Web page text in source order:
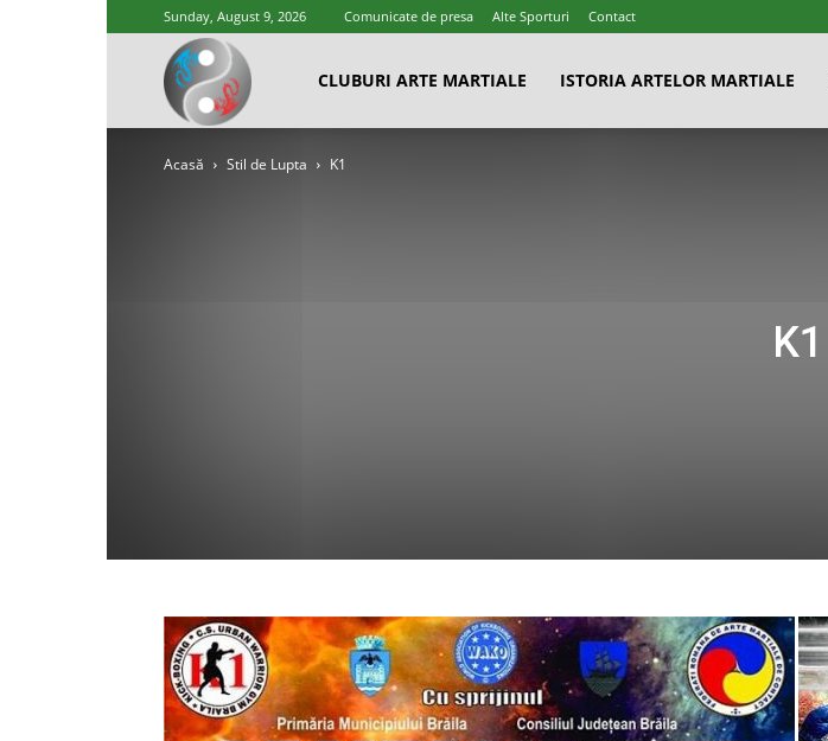
Sunday, August 9, 2026 Comunicate de presa Alte Sporturi Contact
Cluburi
Arte
CLUBURI ARTE MARTIALE ISTORIA ARTELOR MARTIALE
Acasă Stil de Lupta K1
K1